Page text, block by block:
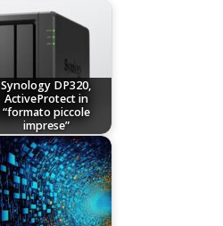
Synology DP320,
ActiveProtect in
“formato piccole
imprese”